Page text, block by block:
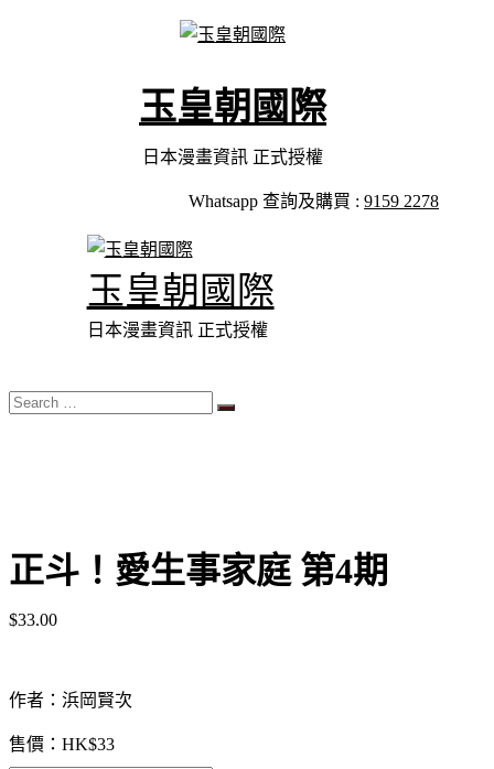
玉皇朝國際
日本漫畫資訊 正式授權
Whatsapp 查詢及購買 : 9159 2278
玉皇朝國際
日本漫畫資訊 正式授權
Search
…
正斗！愛生事家庭 第4期
$33.00
作者：浜岡賢次
售價：HK$33